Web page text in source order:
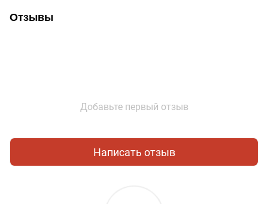
Отзывы
Добавьте первый отзыв
Написать отзыв